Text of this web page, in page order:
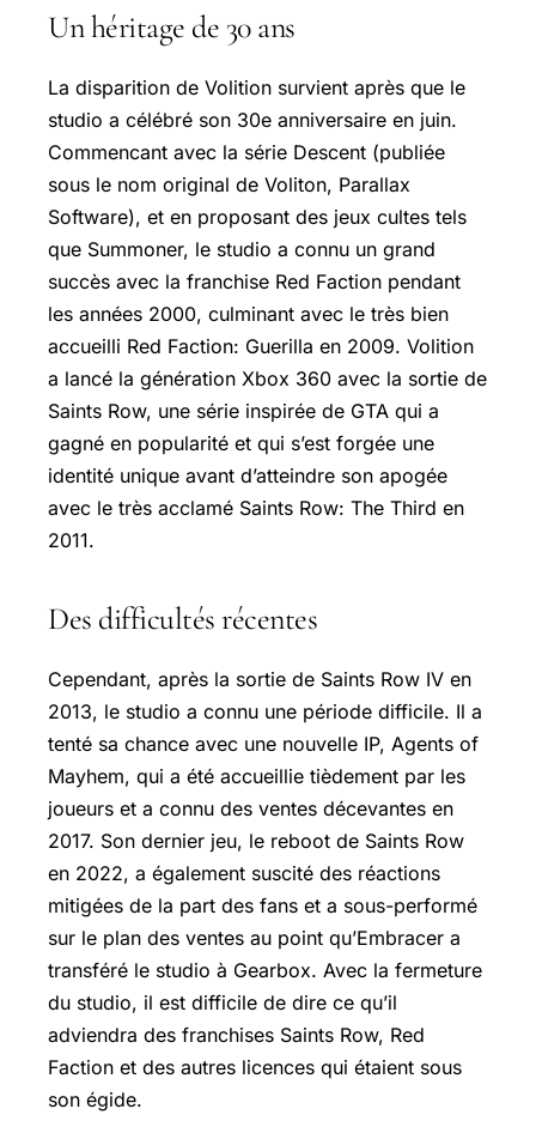
Un héritage de 30 ans
La disparition de Volition survient après que le
studio a célébré son 30e anniversaire en juin.
Commencant avec la série Descent (publiée
sous le nom original de Voliton, Parallax
Software), et en proposant des jeux cultes tels
que Summoner, le studio a connu un grand
succès avec la franchise Red Faction pendant
les années 2000, culminant avec le très bien
accueilli Red Faction: Guerilla en 2009. Volition
a lancé la génération Xbox 360 avec la sortie de
Saints Row, une série inspirée de GTA qui a
gagné en popularité et qui s’est forgée une
identité unique avant d’atteindre son apogée
avec le très acclamé Saints Row: The Third en
2011.
Des difficultés récentes
Cependant, après la sortie de Saints Row IV en
2013, le studio a connu une période difficile. Il a
tenté sa chance avec une nouvelle IP, Agents of
Mayhem, qui a été accueillie tièdement par les
joueurs et a connu des ventes décevantes en
2017. Son dernier jeu, le reboot de Saints Row
en 2022, a également suscité des réactions
mitigées de la part des fans et a sous-performé
sur le plan des ventes au point qu’Embracer a
transféré le studio à Gearbox. Avec la fermeture
du studio, il est difficile de dire ce qu’il
adviendra des franchises Saints Row, Red
Faction et des autres licences qui étaient sous
son égide.